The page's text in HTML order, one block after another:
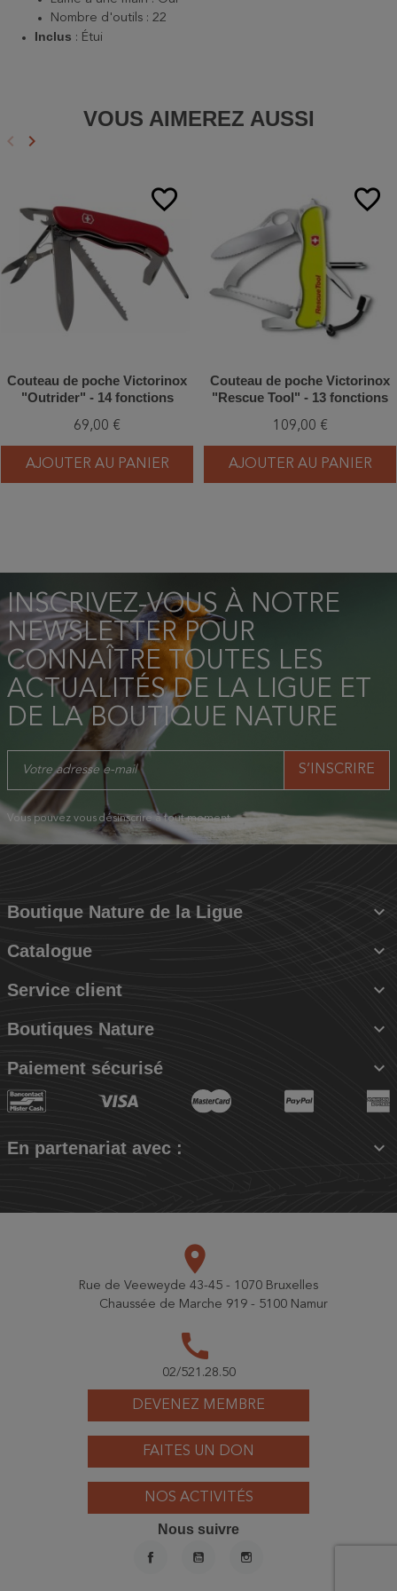
Nombre d'outils : 22
Inclus : Étui
VOUS AIMEREZ AUSSI
Précédent
keyboard_arrow_left Suivant
keyboard_arrow_right
favorite_border
Couteau de poche Victorinox
"Outrider" - 14 fonctions
69,00 €
AJOUTER AU PANIER
favorite_border
Couteau de poche Victorinox
"Rescue Tool" - 13 fonctions
109,00 €
AJOUTER AU PANIER
INSCRIVEZ-VOUS À NOTRE
NEWSLETTER POUR
CONNAÎTRE TOUTES LES
ACTUALITÉS DE LA LIGUE ET
DE LA BOUTIQUE NATURE
Vous pouvez vous désinscrire à tout moment.
Boutique Nature de la Ligue 
Catalogue 
Service client 
Boutiques Nature 
Paiement sécurisé 
En partenariat avec : 
DEVENEZ MEMBRE
FAITES UN DON
NOS ACTIVITÉS
place
Rue de Veeweyde 43-45 - 1070 Bruxelles
Chaussée de Marche 919 - 5100 Namur
call
02/521.28.50
Nous suivre